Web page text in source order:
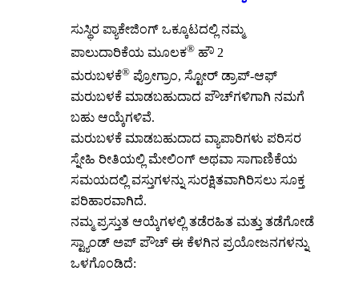
ಸುಸ್ಥಿರ ಪ್ಯಾಕೇಜಿಂಗ್ ಒಕ್ಕೂಟದಲ್ಲಿ ನಮ್ಮ
ಪಾಲುದಾರಿಕೆಯ ಮೂಲಕ® ಹೌ 2
ಮರುಬಳಕೆ® ಪ್ರೋಗ್ರಾಂ, ಸ್ಟೋರ್ ಡ್ರಾಪ್-ಆಫ್
ಮರುಬಳಕೆ ಮಾಡಬಹುದಾದ ಪೌಚ್‌ಗಳಿಗಾಗಿ ನಮಗೆ
ಬಹು ಆಯ್ಕೆಗಳಿವೆ.
ಮರುಬಳಕೆ ಮಾಡಬಹುದಾದ ವ್ಯಾಪಾರಿಗಳು ಪರಿಸರ
ಸ್ನೇಹಿ ರೀತಿಯಲ್ಲಿ ಮೇಲಿಂಗ್ ಅಥವಾ ಸಾಗಾಣಿಕೆಯ
ಸಮಯದಲ್ಲಿ ವಸ್ತುಗಳನ್ನು ಸುರಕ್ಷಿತವಾಗಿರಿಸಲು ಸೂಕ್ತ
ಪರಿಹಾರವಾಗಿದೆ.
ನಮ್ಮ ಪ್ರಸ್ತುತ ಆಯ್ಕೆಗಳಲ್ಲಿ ತಡೆರಹಿತ ಮತ್ತು ತಡೆಗೋಡೆ
ಸ್ಟ್ಯಾಂಡ್ ಅಪ್ ಪೌಚ್ ಈ ಕೆಳಗಿನ ಪ್ರಯೋಜನಗಳನ್ನು
ಒಳಗೊಂಡಿದೆ: